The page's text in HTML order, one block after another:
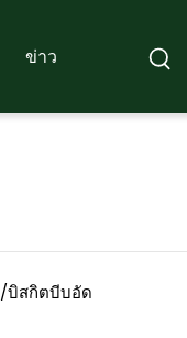
ข่าว
/บิสกิตบีบอัด